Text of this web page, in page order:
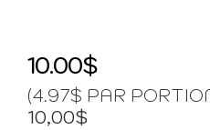
10.00$
(4.97$ PAR
10,00$